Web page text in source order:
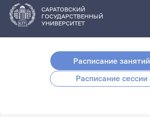
основному
содержанию
САРАТОВСКИЙ
ГОСУДАРСТВЕННЫЙ
УНИВЕРСИТЕТ
Расписание занятий
Расписание сессии